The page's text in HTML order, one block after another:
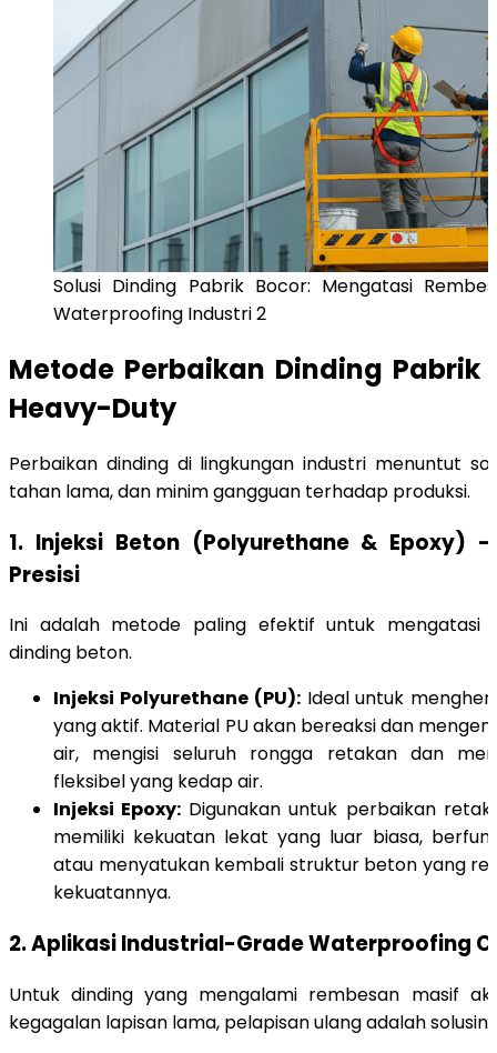
Solusi Dinding Pabrik Bocor: Mengatasi
Waterproofing Industri 2
Metode Perbaikan Dinding Pabrik
Heavy-Duty
Perbaikan dinding di lingkungan industri menuntut
tahan lama, dan minim gangguan terhadap produksi.
1. Injeksi Beton (Polyurethane & Epoxy)
Presisi
Ini adalah metode paling efektif untuk mengatasi
dinding beton.
Injeksi Polyurethane (PU):Ideal untuk
yang aktif. Material PU akan bereaksi dan
air, mengisi seluruh rongga retakan dan
fleksibel yang kedap air.
Injeksi Epoxy: Digunakan untuk perbaikan
memiliki kekuatan lekat yang luar biasa,
atau menyatukan kembali struktur beton yang
kekuatannya.
2. Aplikasi Industrial-Grade Waterproofing
Untuk dinding yang mengalami rembesan masif
kegagalan lapisan lama, pelapisan ulang adalah